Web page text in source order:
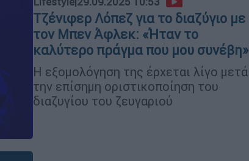
Τζένιφερ Λόπεζ για το διαζύγιο με
τον Μπεν Άφλεκ: «Ήταν το
καλύτερο πράγμα που μου συνέβη»
Η εξομολόγηση της έρχεται λίγο μετά
την επίσημη οριστικοποίηση του
διαζυγίου του ζευγαριού